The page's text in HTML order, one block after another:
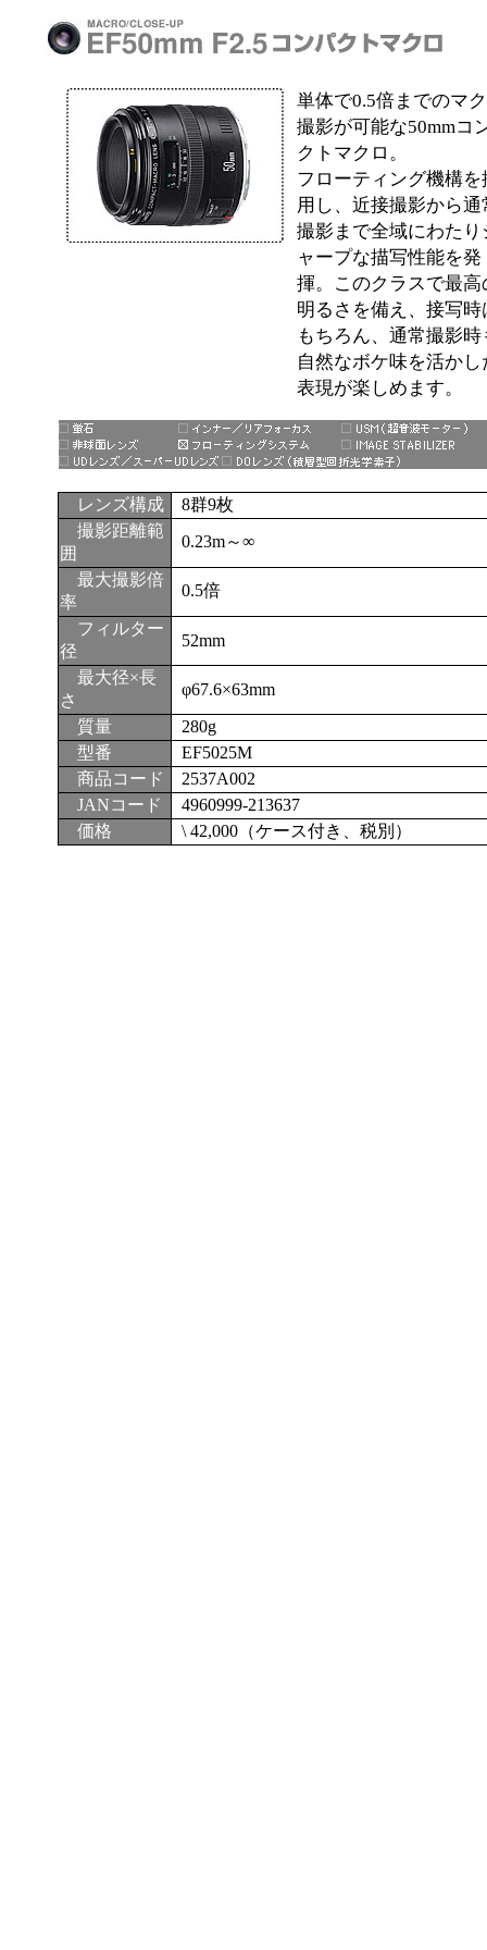
単体で0.5倍までのマ
撮影が可能な50mmコ
クトマクロ。
フローティング機構を
用し、近接撮影から通
撮影まで全域にわたり
ャープな描写性能を発
揮。このクラスで最高
明るさを備え、接写時
もちろん、通常撮影時
自然なボケ味を活かし
表現が楽しめます。
レンズ構成
8群9枚
撮影距離範
囲
0.23m～∞
最大撮影倍
率
0.5倍
フィルター
径
52mm
最大径×長
さ
φ67.6×63mm
質量
280g
型番
EF5025M
商品コード
2537A002
JANコード
4960999-213637
価格
\ 42,000（ケース付き、税別）